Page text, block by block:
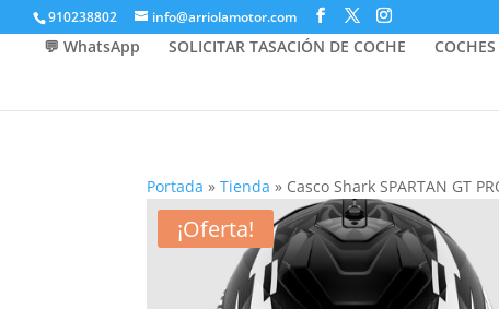
910238802 info@arriolamotor.com
💬 WhatsApp SOLICITAR TASACIÓN DE COCHE
Portada »Tienda » Casco Shark SPARTAN GT
¡Oferta!